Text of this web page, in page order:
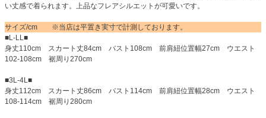
い丈感で着られます。上品なフレアシルエットが可愛いです。
サイズ/cm ※当店は平置き実寸で計測しております。
■L-LL■
身丈110cm スカート丈84cm バスト108cm 前肩紐位置幅27cm ウエスト
102-108cm 裾周り270cm
■3L-4L■
身丈112cm スカート丈86cm バスト114cm 前肩紐位置幅28cm ウエスト
108-114cm 裾周り280cm